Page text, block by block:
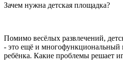
Зачем нужна детская площадка?
Помимо весёлых развлечений,
- это ещё и многофункциональный
ребёнка. Какие проблемы решает